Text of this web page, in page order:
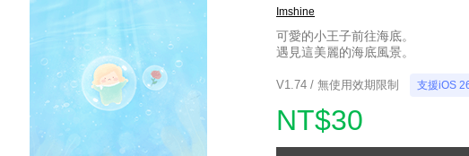
Imshine
可愛的小王子前往海底。
遇見這美麗的海底風景。
V1.74 / 無使用效期限制 支援iOS
NT$30